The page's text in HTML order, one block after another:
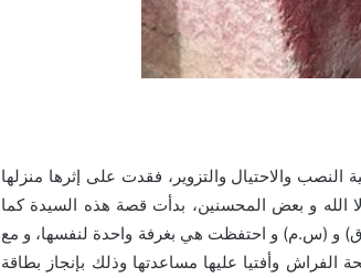
والاحتيال والتزوير، فقدت على إثرها منزلها
الله و بعض المحسنين، بدأت قصة هذه السيدة كما
و (س.م) و احتفظت هي بغرفة واحدة لنفسها، و مع
وأفتيا عليها مساعدتها وذلك بإنجاز بطاقة